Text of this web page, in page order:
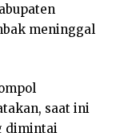
meninggal
saat ini
dimintai